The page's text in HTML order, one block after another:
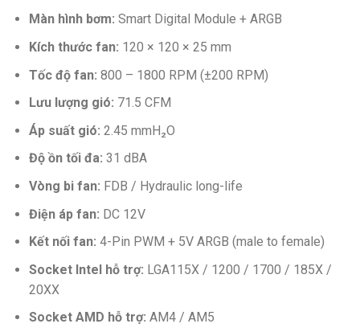
Màn hình bơm: Smart Digital Module + ARGB
Kích thước fan: 120 × 120 × 25 mm
Tốc độ fan: 800 – 1800 RPM (±200 RPM)
Lưu lượng gió: 71.5 CFM
Áp suất gió: 2.45 mmH₂O
Độ ồn tối đa: 31 dBA
Vòng bi fan: FDB / Hydraulic long-life
Điện áp fan: DC 12V
Kết nối fan: 4-Pin PWM + 5V ARGB (male to female)
Socket Intel hỗ trợ: LGA115X / 1200 / 1700 / 185X /
20XX
Socket AMD hỗ trợ: AM4 / AM5